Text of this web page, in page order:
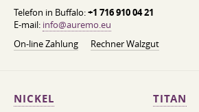
Telefon in Buffalo:+1 716 910 04 21
E-mail: info@auremo.eu
On-line Zahlung
Rechner Walzgut
NICKEL TITAN